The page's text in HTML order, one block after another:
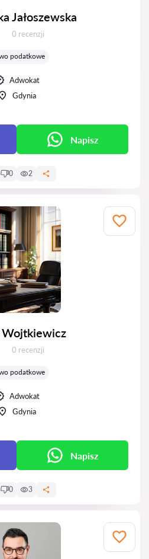
Jałoszewska
Recenzji:
0 recenzji
podatkowe
Adwokat
Gdynia
Napisz
0 2
Wojtkiewicz
Recenzji:
0 recenzji
podatkowe
Adwokat
Gdynia
Napisz
0 3